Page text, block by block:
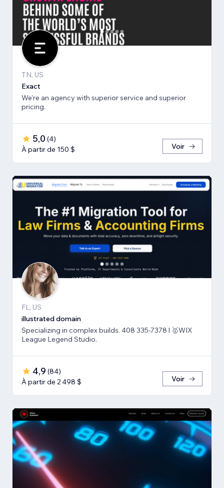
TN, US
Exact
We're an agency with superior service and superior
pricing.
5,0 (4)
À partir de 150 $
Voir
FL, US
illustrated domain
Specializing in complex builds. 408 335-7378 l 🥇WIX
League Legend Studio.
4,9 (84)
À partir de 2 498 $
Voir